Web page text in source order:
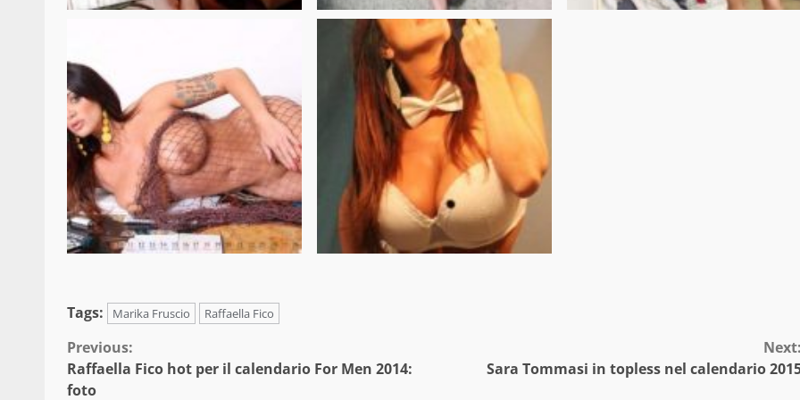
Tags: Marika Fruscio Raffaella Fico
Continue
Reading
Previous:
Raffaella Fico hot per il calendario For Men 2014:
foto
Sara Tommasi in topless nel calendario